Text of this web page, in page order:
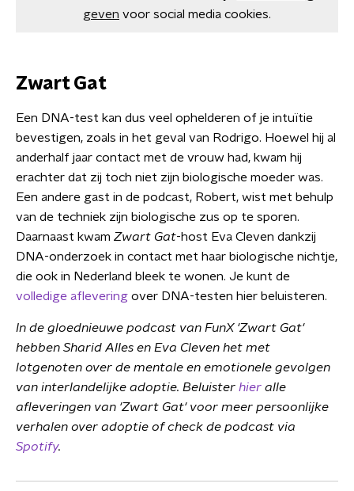
geven voor social media cookies.
Zwart Gat
Een DNA-test kan dus veel ophelderen of je intuïtie
bevestigen, zoals in het geval van Rodrigo. Hoewel hij al
anderhalf jaar contact met de vrouw had, kwam hij
erachter dat zij toch niet zijn biologische moeder was.
Een andere gast in de podcast, Robert, wist met behulp
van de techniek zijn biologische zus op te sporen.
Daarnaast kwam Zwart Gat-host Eva Cleven dankzij
DNA-onderzoek in contact met haar biologische nichtje,
die ook in Nederland bleek te wonen. Je kunt de
volledige aflevering over DNA-testen hier beluisteren.
In de gloednieuwe podcast van FunX 'Zwart Gat'
hebben Sharid Alles en Eva Cleven het met
lotgenoten over de mentale en emotionele gevolgen
van interlandelijke adoptie. Beluister hier alle
afleveringen van 'Zwart Gat' voor meer persoonlijke
verhalen over adoptie of check de podcast via
Spotify.